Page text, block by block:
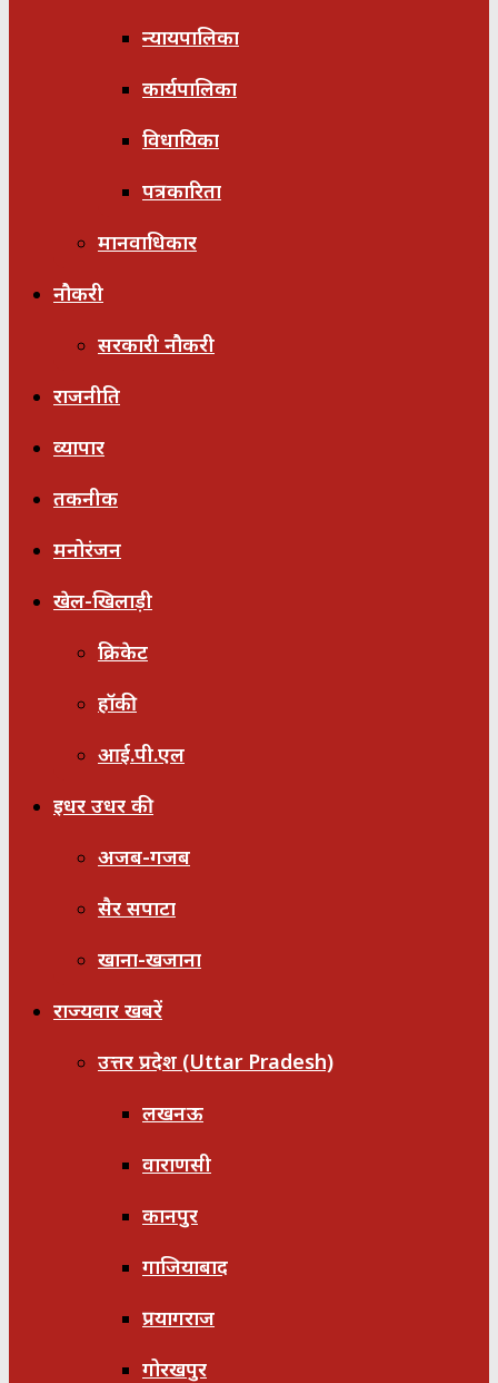
न्यायपालिका
कार्यपालिका
विधायिका
पत्रकारिता
मानवाधिकार
नौकरी
सरकारी नौकरी
राजनीति
व्यापार
तकनीक
मनोरंजन
खेल-खिलाड़ी
क्रिकेट
हॉकी
आई.पी.एल
इधर उधर की
अजब-गजब
सैर सपाटा
खाना-खजाना
राज्यवार खबरें
उत्तर प्रदेश (Uttar Pradesh)
लखनऊ
वाराणसी
कानपुर
गाजियाबाद
प्रयागराज
गोरखपुर